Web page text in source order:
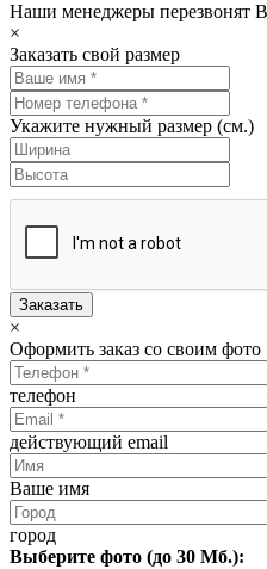
Наши менеджеры перезвонят
×
Заказать свой размер
Укажите нужный размер (см.)
Заказать
×
Оформить заказ со своим фото
телефон
действующий email
Ваше имя
город
Выберите фото (до 30 Мб.):